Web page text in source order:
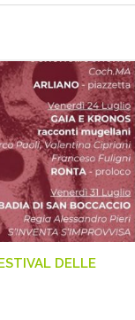
DELLE